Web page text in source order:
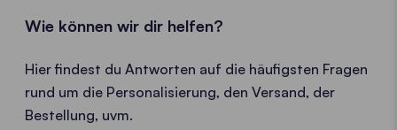
Wie können wir dir helfen?
Hier findest du Antworten auf die häufigsten Fragen
rund um die Personalisierung, den Versand, der
Bestellung, uvm.